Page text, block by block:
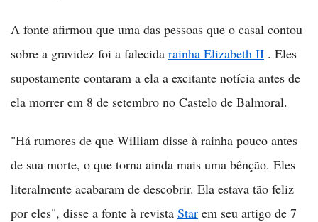
A fonte afirmou que uma das pessoas que o casal contou
sobre a gravidez foi a falecida rainha Elizabeth II . Eles
supostamente contaram a ela a excitante notícia antes de
ela morrer em 8 de setembro no Castelo de Balmoral.
"Há rumores de que William disse à rainha pouco antes
de sua morte, o que torna ainda mais uma bênção. Eles
literalmente acabaram de descobrir. Ela estava tão feliz
por eles", disse a fonte à revista Star em seu artigo de 7